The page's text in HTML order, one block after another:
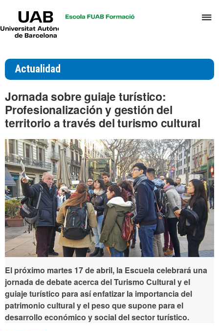
Universitat
Actualidad
Jornada sobre guiaje turístico:
Profesionalización y gestión del
territorio a través del turismo cultural
El próximo martes 17 de abril, la Escuela celebrará una
jornada de debate acerca del Turismo Cultural y el
guiaje turístico para así enfatizar la importancia del
patrimonio cultural y el peso que supone para el
desarrollo económico y social del sector turístico.